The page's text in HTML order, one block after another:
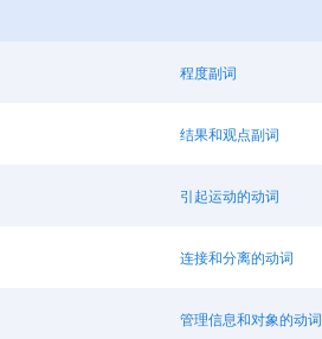
程度副词
结果和观点副词
引起运动的动词
连接和分离的动词
管理信息和对象的动词